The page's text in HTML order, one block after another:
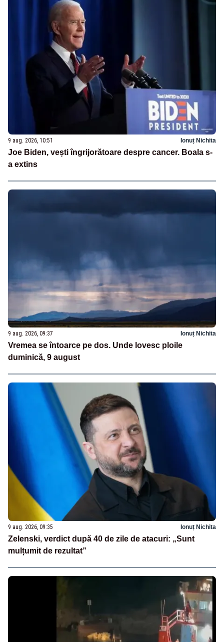
9 aug. 2026, 10:51 Ionuț Nichita
Joe Biden, vești îngrijorătoare despre cancer. Boala s-
a extins
9 aug. 2026, 09:37 Ionuț Nichita
Vremea se întoarce pe dos. Unde lovesc ploile
duminică, 9 august
9 aug. 2026, 09:35 Ionuț Nichita
Zelenski, verdict după 40 de zile de atacuri: „Sunt
mulțumit de rezultat”